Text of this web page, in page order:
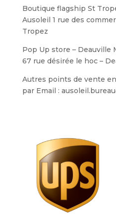
Boutique flagship St
Ausoleil 1 rue des
Tropez
Pop Up store – Deauville
67 rue désirée le hoc –
Autres points de vente
par Email :